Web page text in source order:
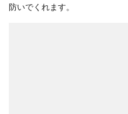
防いでくれます。